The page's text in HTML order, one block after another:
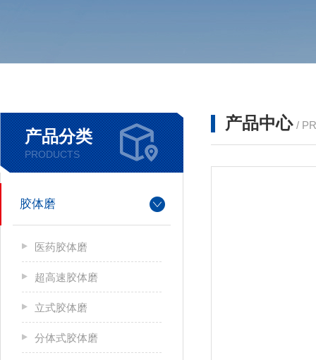
产品分类
PRODUCTS
胶体磨
医药胶体磨
超高速胶体磨
立式胶体磨
分体式胶体磨
产品中心 /